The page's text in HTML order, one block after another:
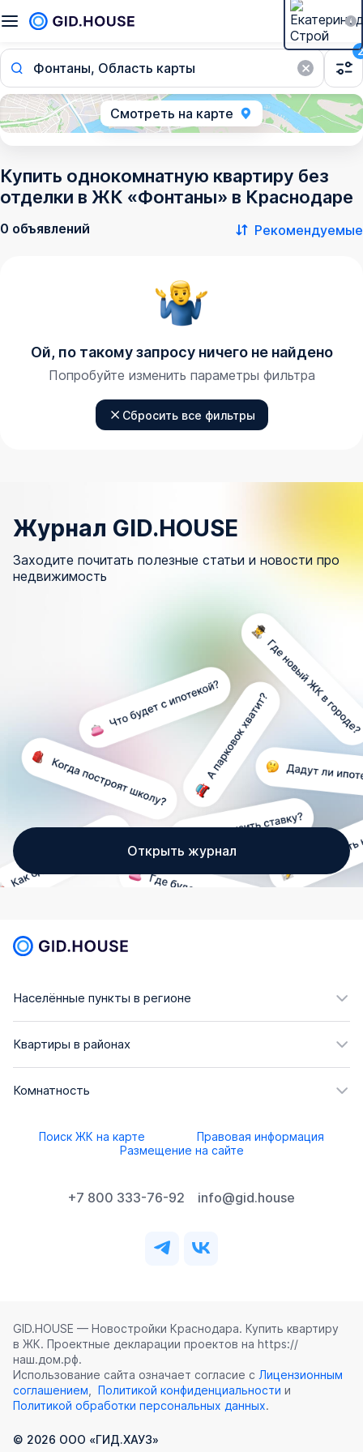
Фонтаны, Область карты
2
Смотреть на карте
Купить однокомнатную квартиру без
отделки в ЖК «Фонтаны» в Краснодаре
0 объявлений Рекомендуемые
Ой, по такому запросу ничего не найдено
Попробуйте изменить параметры фильтра
Сбросить все фильтры
Журнал GID.HOUSE
Заходите почитать полезные статьи и новости про
недвижимость
Открыть журнал
Населённые пункты в регионе
Квартиры в районах
Комнатность
Поиск ЖК на карте
Правовая информация
Размещение на сайте
+7 800 333-76-92 info@gid.house
GID.HOUSE — Новостройки Краснодара. Купить квартиру
в ЖК. Проектные декларации проектов на https://
наш.дом.рф.
Использование сайта означает согласие с Лицензионным
соглашением
Политикой конфиденциальности и
Политикой обработки персональных данных.
© 2026 ООО «ГИД.ХАУЗ»